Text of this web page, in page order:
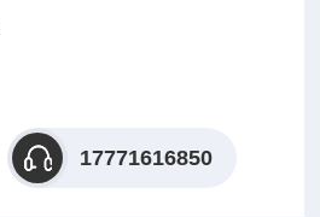
17771616850